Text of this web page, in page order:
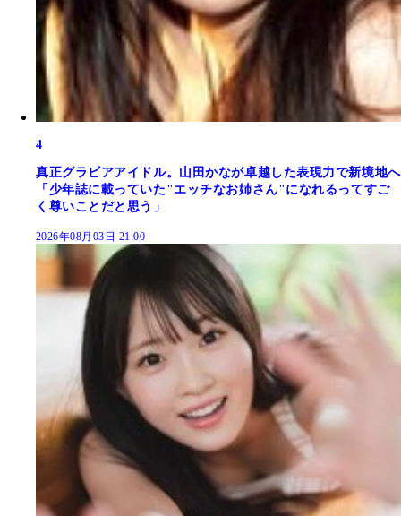
4
真正グラビアアイドル。山田かなが卓越した表現力で新境地へ
「少年誌に載っていた"エッチなお姉さん"になれるってすご
く尊いことだと思う」
2026年08月03日 21:00